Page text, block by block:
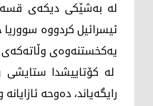
لە بەشێکی دیکەی
ئیسرائیل کردووە
یەکخستنەوەی وڵاتەکەی
لە کۆتاییشدا ستایشی
رایگەیاند، دەوحە